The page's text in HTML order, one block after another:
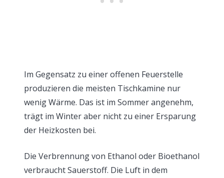
Im Gegensatz zu einer offenen Feuerstelle
produzieren die meisten Tischkamine nur
wenig Wärme. Das ist im Sommer angenehm,
trägt im Winter aber nicht zu einer Ersparung
der Heizkosten bei.
Die Verbrennung von Ethanol oder Bioethanol
verbraucht Sauerstoff. Die Luft in dem